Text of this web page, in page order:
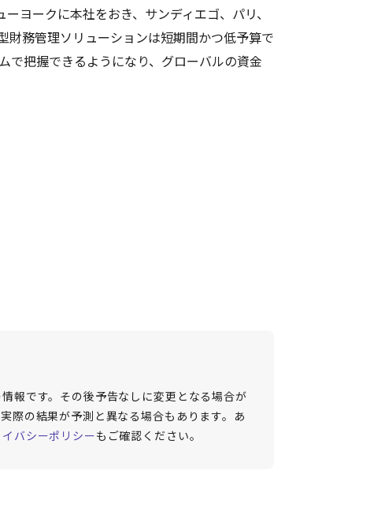
ヨークに本社をおき、サンディエゴ、パリ、
財務管理ソリューションは短期間かつ低予算で
で把握できるようになり、グローバルの資金
報です。その後予告なしに変更となる場合が
際の結果が予測と異なる場合もあります。あ
バシーポリシーもご確認ください。